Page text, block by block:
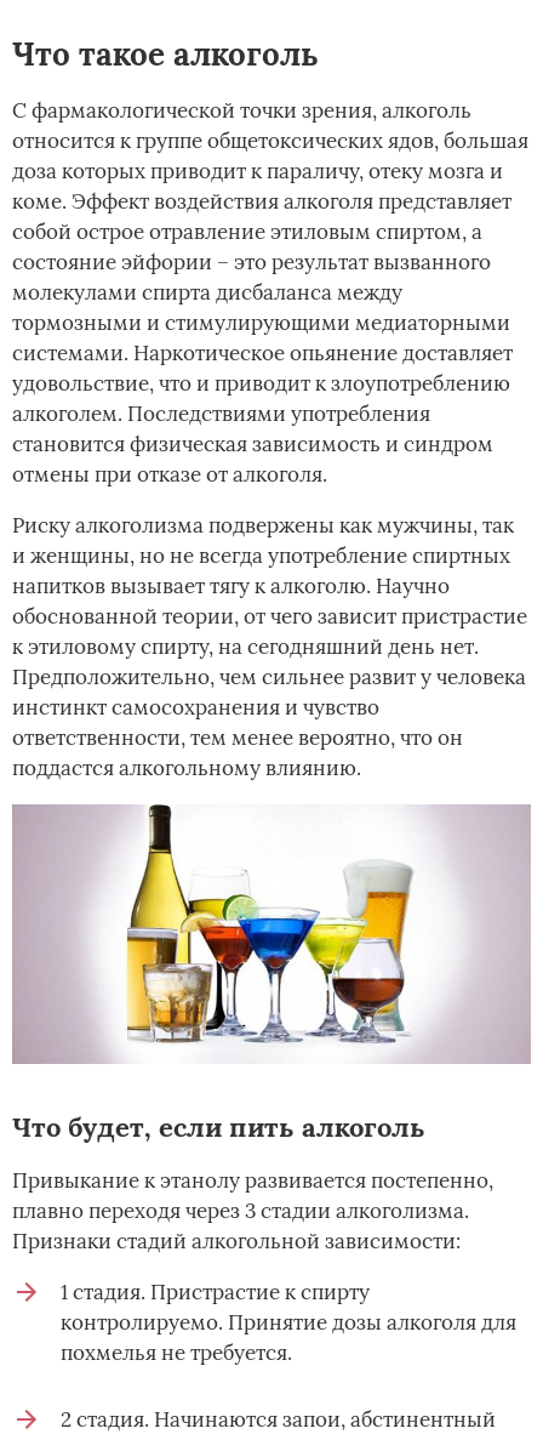
Что такое алкоголь
С фармакологической точки зрения, алкоголь
относится к группе общетоксических ядов, большая
доза которых приводит к параличу, отеку мозга и
коме. Эффект воздействия алкоголя представляет
собой острое отравление этиловым спиртом, а
состояние эйфории – это результат вызванного
молекулами спирта дисбаланса между
тормозными и стимулирующими медиаторными
системами. Наркотическое опьянение доставляет
удовольствие, что и приводит к злоупотреблению
алкоголем. Последствиями употребления
становится физическая зависимость и синдром
отмены при отказе от алкоголя.
Риску алкоголизма подвержены как мужчины, так
и женщины, но не всегда употребление спиртных
напитков вызывает тягу к алкоголю. Научно
обоснованной теории, от чего зависит пристрастие
к этиловому спирту, на сегодняшний день нет.
Предположительно, чем сильнее развит у человека
инстинкт самосохранения и чувство
ответственности, тем менее вероятно, что он
поддастся алкогольному влиянию.
Что будет, если пить алкоголь
Привыкание к этанолу развивается постепенно,
плавно переходя через 3 стадии алкоголизма.
Признаки стадий алкогольной зависимости:
1 стадия. Пристрастие к спирту
контролируемо. Принятие дозы алкоголя для
похмелья не требуется.
2 стадия. Начинаются запои, абстинентный